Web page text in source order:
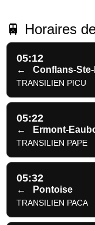
🚆 Horaires
05:12
← Conflans-
TRANSILIEN PICU
05:22
← Ermont-
TRANSILIEN PAPE
05:32
← Pontoise
TRANSILIEN PACA